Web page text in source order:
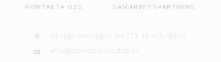
KONTAKTA OSS SAMARBETSPARTNERS